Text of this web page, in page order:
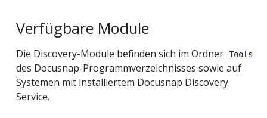
Verfügbare Module
Die Discovery-Module befinden sich im Ordner Tools
des Docusnap-Programmverzeichnisses sowie auf
Systemen mit installiertem Docusnap Discovery
Service.